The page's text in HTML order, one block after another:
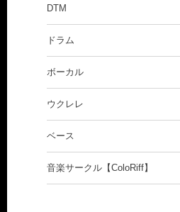
DTM
ドラム
ボーカル
ウクレレ
ベース
音楽サークル【ColoRiff】